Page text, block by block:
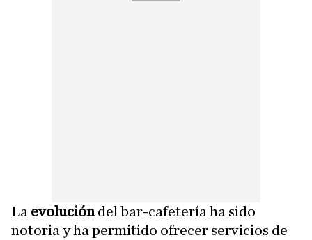
La evolucióndel bar-cafetería ha sido
notoria y ha permitido ofrecer servicios de